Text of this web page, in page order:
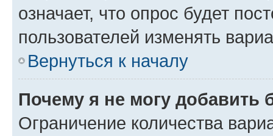
означает, что опрос будет
пользователей изменять
Вернуться к началу
Почему я не могу добавить
Ограничение количества